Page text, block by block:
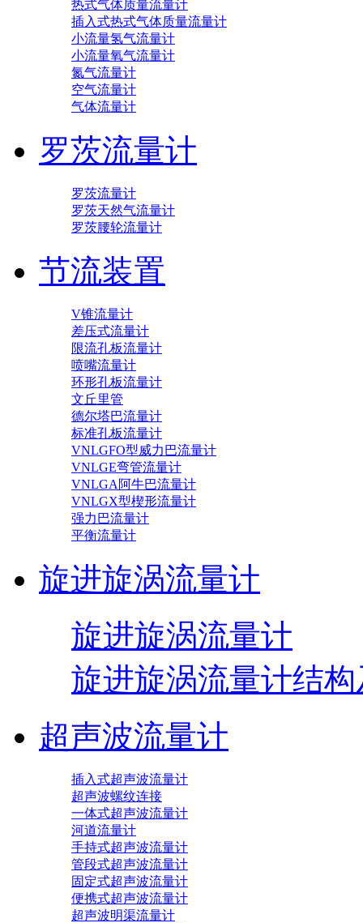
热式气体质量流量计
插入式热式气体质量流量计
小流量氢气流量计
小流量氧气流量计
氮气流量计
空气流量计
气体流量计
罗茨流量计
罗茨流量计
罗茨天然气流量计
罗茨腰轮流量计
节流装置
V锥流量计
差压式流量计
限流孔板流量计
喷嘴流量计
环形孔板流量计
文丘里管
德尔塔巴流量计
标准孔板流量计
VNLGFO型威力巴流量计
VNLGE弯管流量计
VNLGA阿牛巴流量计
VNLGX型楔形流量计
强力巴流量计
平衡流量计
旋进旋涡流量计
旋进旋涡流量计
旋进旋涡流量计结
超声波流量计
插入式超声波流量计
超声波螺纹连接
一体式超声波流量计
河道流量计
手持式超声波流量计
管段式超声波流量计
固定式超声波流量计
便携式超声波流量计
超声波明渠流量计